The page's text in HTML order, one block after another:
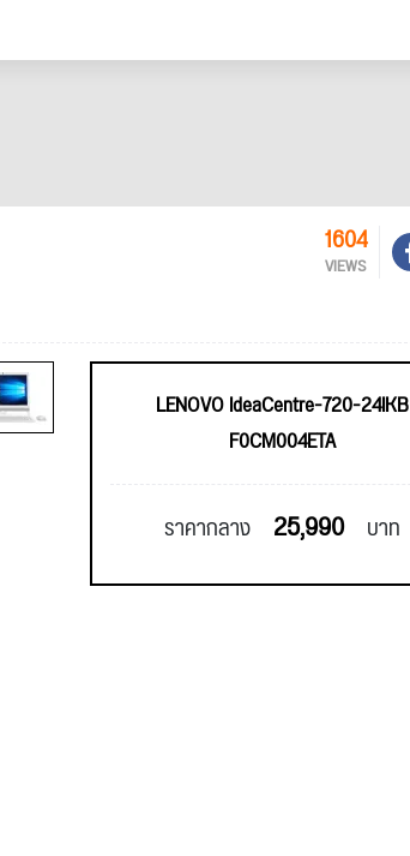
1604
VIEWS
LENOVO IdeaCentre-720-24IKB
F0CM004ETA
ราคากลาง 25,990 บาท